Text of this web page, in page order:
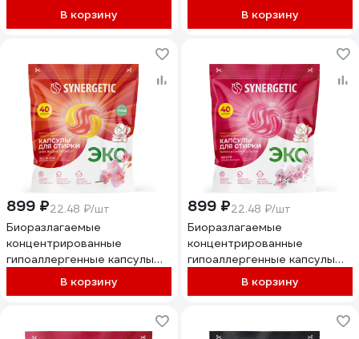
для стирки SYNERGETIC
BLACK Табак-ваниль, 60 шт.
В корзину
для стирки SYNERGETIC
UNIVERSAL Бескрайний
В корзину
899 ₽22.48 ₽/шт
Биоразлагаемые
концентрированные
гипоаллергенные капсулы
для стирки SYNERGETIC ALL
IN ONE Магическая орхидея,
В корзину
899 ₽22.48 ₽/шт
Биоразлагаемые
концентрированные
гипоаллергенные капсулы
для стирки SYNERGETIC
WHITE Цветущая сакура, 40
В корзину